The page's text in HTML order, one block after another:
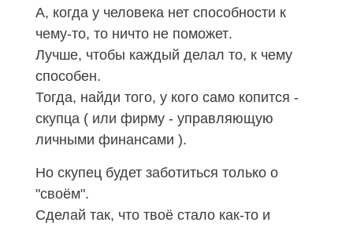
А, когда у человека нет способности к
чему-то, то ничто не поможет.
Лучше, чтобы каждый делал то, к чему
способен.
Тогда, найди того, у кого само копится -
скупца ( или фирму - управляющую
личными финансами ).
Но скупец будет заботиться только о
"своём".
Сделай так, что твоё стало как-то и